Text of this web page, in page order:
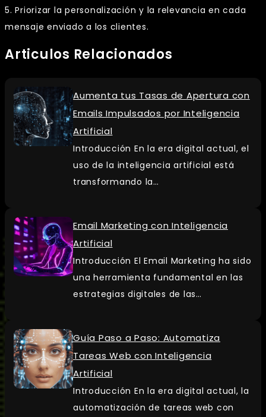
5. Priorizar la personalización y la relevancia en cada
mensaje enviado a los clientes.
Articulos Relacionados
Aumenta tus Tasas de Apertura con
Emails Impulsados por Inteligencia
Artificial
Introducción En la era digital actual, el
uso de la inteligencia artificial está
transformando la…
Email Marketing con Inteligencia
Artificial
Introducción El Email Marketing ha sido
una herramienta fundamental en las
estrategias digitales de las…
Guía Paso a Paso: Automatiza
Tareas Web con Inteligencia
Artificial
Introducción En la era digital actual, la
automatización de tareas web con